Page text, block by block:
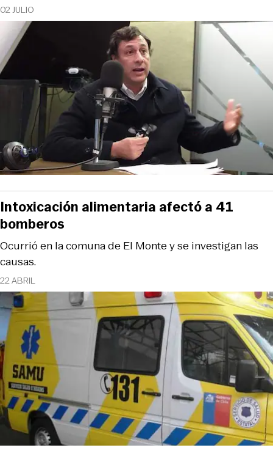
02 JULIO
22 ABRIL
Ocurrió en la comuna de El Monte y se investigan las
causas.
Intoxicación alimentaria afectó a 41
bomberos